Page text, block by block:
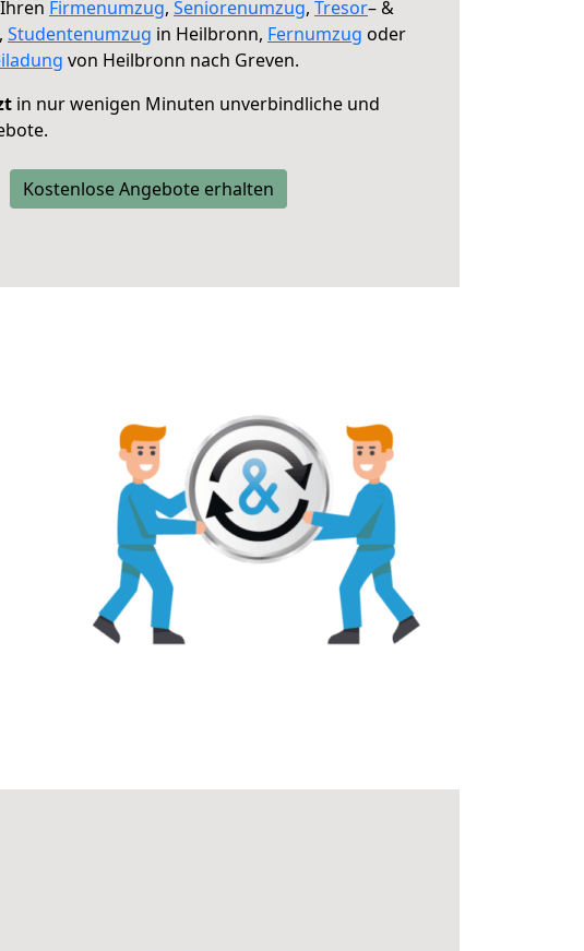
Firmenumzug, Seniorenumzug, Tresor– &
, Studentenumzug in Heilbronn, Fernumzug oder
von Heilbronn nach Greven.
in nur wenigen Minuten unverbindliche und
Kostenlose Angebote erhalten